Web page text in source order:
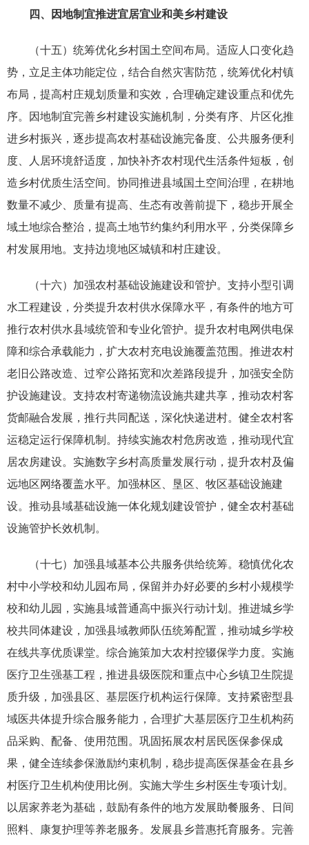
四、因地制宜推进宜居宜业和美乡村建设
（十五）统筹优化乡村国土空间布局。适应人口变化趋
势，立足主体功能定位，结合自然灾害防范，统筹优化村镇
布局，提高村庄规划质量和实效，合理确定建设重点和优先
序。因地制宜完善乡村建设实施机制，分类有序、片区化推
进乡村振兴，逐步提高农村基础设施完备度、公共服务便利
度、人居环境舒适度，加快补齐农村现代生活条件短板，创
造乡村优质生活空间。协同推进县域国土空间治理，在耕地
数量不减少、质量有提高、生态有改善前提下，稳步开展全
域土地综合整治，提高土地节约集约利用水平，分类保障乡
村发展用地。支持边境地区城镇和村庄建设。
（十六）加强农村基础设施建设和管护。支持小型引调
水工程建设，分类提升农村供水保障水平，有条件的地方可
推行农村供水县域统管和专业化管护。提升农村电网供电保
障和综合承载能力，扩大农村充电设施覆盖范围。推进农村
老旧公路改造、过窄公路拓宽和次差路段提升，加强安全防
护设施建设。支持农村寄递物流设施共建共享，推动农村客
货邮融合发展，推行共同配送，深化快递进村。健全农村客
运稳定运行保障机制。持续实施农村危房改造，推动现代宜
居农房建设。实施数字乡村高质量发展行动，提升农村及偏
远地区网络覆盖水平。加强林区、垦区、牧区基础设施建
设。推动县域基础设施一体化规划建设管护，健全农村基础
设施管护长效机制。
（十七）加强县域基本公共服务供给统筹。稳慎优化农
村中小学校和幼儿园布局，保留并办好必要的乡村小规模学
校和幼儿园，实施县域普通高中振兴行动计划。推进城乡学
校共同体建设，加强县域教师队伍统筹配置，推动城乡学校
在线共享优质课堂。综合施策加大农村控辍保学力度。实施
医疗卫生强基工程，推进县级医院和重点中心乡镇卫生院提
质升级，加强县区、基层医疗机构运行保障。支持紧密型县
域医共体提升综合服务能力，合理扩大基层医疗卫生机构药
品采购、配备、使用范围。巩固拓展农村居民医保参保成
果，健全连续参保激励约束机制，稳步提高医保基金在县乡
村医疗卫生机构使用比例。实施大学生乡村医生专项计划。
以居家养老为基础，鼓励有条件的地方发展助餐服务、日间
照料、康复护理等养老服务。发展县乡普惠托育服务。完善